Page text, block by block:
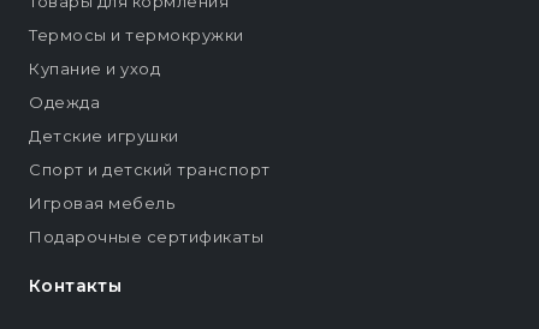
Контакты
Термосы и термокружки
Купание и уход
Одежда
Детские игрушки
Спорт и детский транспорт
Игровая мебель
Подарочные сертификаты